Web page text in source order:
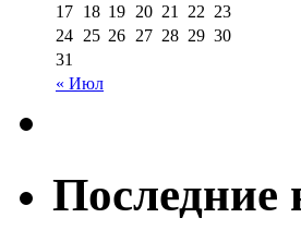
« Июл
17 18 19 20 21 22 23
24 25 26 27 28 29 30
31
Последние